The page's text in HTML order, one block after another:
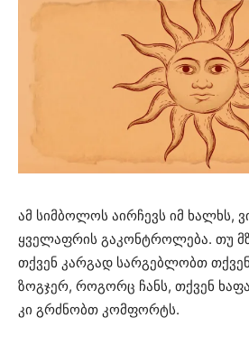
ამ სიმბოლოს აირჩევს იმ ხალხს,
ყველაფრის გაკონტროლება. თუ
თქვენ კარგად სარგებლობთ
ზოგჯერ, როგორც ჩანს, თქვენ
კი გრძნობთ კომფორტს.